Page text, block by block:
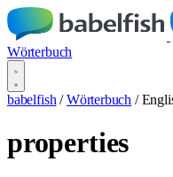
Wörterbuch
babelfish / Wörterbuch /
properties